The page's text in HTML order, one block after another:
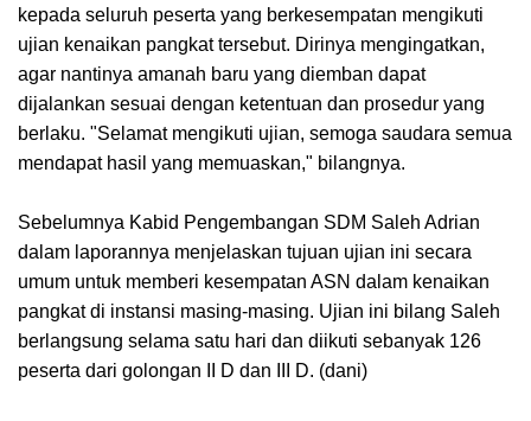
kepada seluruh peserta yang berkesempatan mengikuti
ujian kenaikan pangkat tersebut. Dirinya mengingatkan,
agar nantinya amanah baru yang diemban dapat
dijalankan sesuai dengan ketentuan dan prosedur yang
berlaku. "Selamat mengikuti ujian, semoga saudara semua
mendapat hasil yang memuaskan," bilangnya.
Sebelumnya Kabid Pengembangan SDM Saleh Adrian
dalam laporannya menjelaskan tujuan ujian ini secara
umum untuk memberi kesempatan ASN dalam kenaikan
pangkat di instansi masing-masing. Ujian ini bilang Saleh
berlangsung selama satu hari dan diikuti sebanyak 126
peserta dari golongan II D dan III D. (dani)